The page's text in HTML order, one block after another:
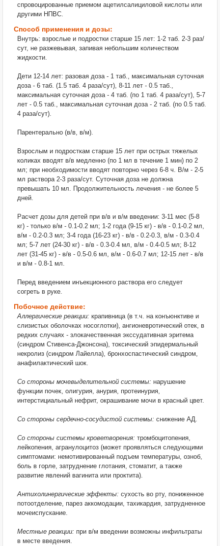
спровоцированные приемом ацетилсалициловой кислоты или
другими НПВС.
Способ применения и дозы:
Внутрь: взрослые и подростки старше 15 лет: 1-2 таб. 2-3 раз/
сут, не разжевывая, запивая небольшим количеством
жидкости.
Дети 12-14 лет: разовая доза - 1 таб., максимальная суточная
доза - 6 таб. (1.5 таб. 4 раза/сут), 8-11 лет - 0.5 таб.,
максимальная суточная доза - 4 таб. (по 1 таб. 4 раза/сут), 5-7
лет - 0.5 таб., максимальная суточная доза - 2 таб. (по 0.5 таб.
4 раза/сут).
Парентерально (в/в, в/м).
Взрослым и подросткам старше 15 лет при острых тяжелых
коликах вводят в/в медленно (по 1 мл в течение 1 мин) по 2
мл; при необходимости вводят повторно через 6-8 ч. В/м - 2-5
мл раствора 2-3 раза/сут. Суточная доза не должна
превышать 10 мл. Продолжительность лечения - не более 5
дней.
Расчет дозы для детей при в/в и в/м введении: 3-11 мес (5-8
кг) - только в/м - 0.1-0.2 мл; 1-2 года (9-15 кг) - в/в - 0.1-0.2 мл,
в/м - 0.2-0.3 мл; 3-4 года (16-23 кг) - в/в - 0.2-0.3, в/м - 0.3-0.4
мл; 5-7 лет (24-30 кг) - в/в - 0.3-0.4 мл, в/м - 0.4-0.5 мл; 8-12
лет (31-45 кг) - в/в - 0.5-0.6 мл, в/м - 0.6-0.7 мл; 12-15 лет - в/в
и в/м - 0.8-1 мл.
Перед введением инъекционного раствора его следует
согреть в руке.
Побочное действие:
Аллергические реакции: крапивница (в т.ч. на конъюнктиве и
слизистых оболочках носоглотки), ангионевротический отек, в
редких случаях - злокачественная экссудативная эритема
(синдром Стивенса-Джонсона), токсический эпидермальный
некролиз (синдром Лайелла), бронхоспастический синдром,
анафилактический шок.
Со стороны мочевыделительной системы: нарушение
функции почек, олигурия, анурия, протеинурия,
интерстициальный нефрит, окрашивание мочи в красный цвет.
Со стороны сердечно-сосудистой системы: снижение АД.
Со стороны системы кроветворения: тромбоцитопения,
лейкопения, агранулоцитоз (может проявляться следующими
симптомами: немотивированный подъем температуры, озноб,
боль в горле, затруднение глотания, стоматит, а также
развитие явлений вагинита или проктита).
Антихолинергические эффекты: сухость во рту, пониженное
потоотделение, парез аккомодации, тахикардия, затрудненное
мочеиспускание.
Местные реакции: при в/м введении возможны инфильтраты
в месте введения.